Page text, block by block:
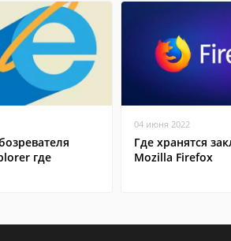
где
04 июня 2022
Где хранятся
Mozilla Firefox